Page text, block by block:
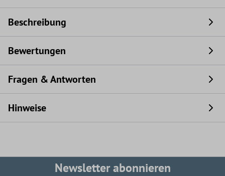
Beschreibung
Bewertungen
Fragen & Antworten
Hinweise
Newsletter abonnieren